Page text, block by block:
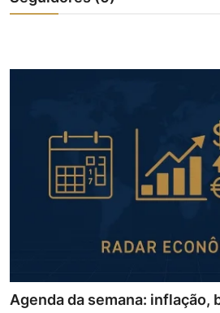
Agenda da semana: inflação,